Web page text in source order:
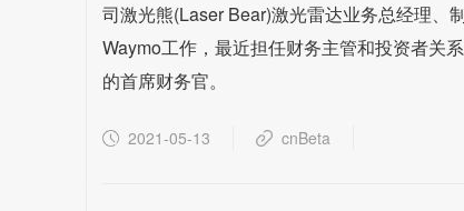
司激光熊(Laser Bear)激光雷达业务总经理、
Waymo工作，最近担任财务主管和投资者关
的首席财务官。
2021-05-13 cnBeta